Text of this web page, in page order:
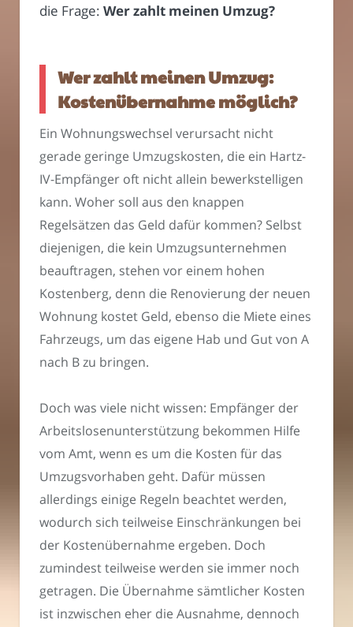
die Frage: Wer zahlt meinen Umzug?
Wer zahlt meinen Umzug:
Kostenübernahme möglich?
Ein Wohnungswechsel verursacht nicht
gerade geringe Umzugskosten, die ein Hartz-
IV-Empfänger oft nicht allein bewerkstelligen
kann. Woher soll aus den knappen
Regelsätzen das Geld dafür kommen? Selbst
diejenigen, die kein Umzugsunternehmen
beauftragen, stehen vor einem hohen
Kostenberg, denn die Renovierung der neuen
Wohnung kostet Geld, ebenso die Miete eines
Fahrzeugs, um das eigene Hab und Gut von A
nach B zu bringen.
Doch was viele nicht wissen: Empfänger der
Arbeitslosenunterstützung bekommen Hilfe
vom Amt, wenn es um die Kosten für das
Umzugsvorhaben geht. Dafür müssen
allerdings einige Regeln beachtet werden,
wodurch sich teilweise Einschränkungen bei
der Kostenübernahme ergeben. Doch
zumindest teilweise werden sie immer noch
getragen. Die Übernahme sämtlicher Kosten
ist inzwischen eher die Ausnahme, dennoch